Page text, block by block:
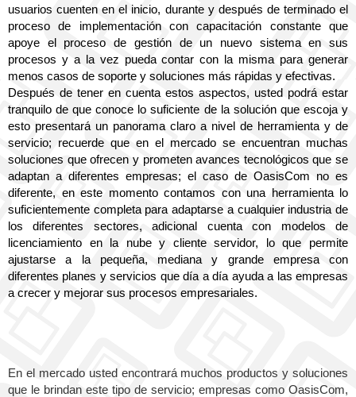
usuarios cuenten en el inicio, durante y después de terminado el
proceso de implementación con capacitación constante que
apoye el proceso de gestión de un nuevo sistema en sus
procesos y a la vez pueda contar con la misma para generar
menos casos de soporte y soluciones más rápidas y efectivas.
Después de tener en cuenta estos aspectos, usted podrá estar
tranquilo de que conoce lo suficiente de la solución que escoja y
esto presentará un panorama claro a nivel de herramienta y de
servicio; recuerde que en el mercado se encuentran muchas
soluciones que ofrecen y prometen avances tecnológicos que se
adaptan a diferentes empresas; el caso de OasisCom no es
diferente, en este momento contamos con una herramienta lo
suficientemente completa para adaptarse a cualquier industria de
los diferentes sectores, adicional cuenta con modelos de
licenciamiento en la nube y cliente servidor, lo que permite
ajustarse a la pequeña, mediana y grande empresa con
diferentes planes y servicios que día a día ayuda a las empresas
a crecer y mejorar sus procesos empresariales.
En el mercado usted encontrará muchos productos y soluciones
que le brindan este tipo de servicio; empresas como OasisCom,